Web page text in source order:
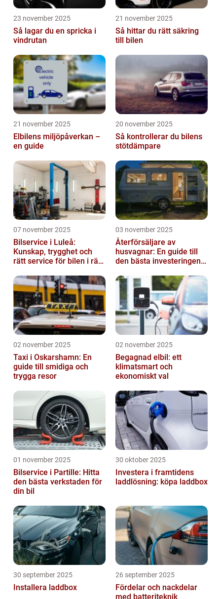
23 november 2025
Så lagar du en spricka i
vindrutan
21 november 2025
Så hittar du rätt säkring
till bilen
21 november 2025
Elbilens miljöpåverkan –
en guide
20 november 2025
Så kontrollerar du bilens
stötdämpare
07 november 2025
Bilservice i Luleå:
Kunskap, trygghet och
rätt service för bilen i rätt
03 november 2025
Återförsäljare av
husvagnar: En guide till
den bästa investeringen
02 november 2025
Taxi i Oskarshamn: En
guide till smidiga och
trygga resor
02 november 2025
Begagnad elbil: ett
klimatsmart och
ekonomiskt val
01 november 2025
Bilservice i Partille: Hitta
den bästa verkstaden för
din bil
30 oktober 2025
Investera i framtidens
laddlösning: köpa laddbox
30 september 2025
Installera laddbox
26 september 2025
Fördelar och nackdelar
med batteriteknik